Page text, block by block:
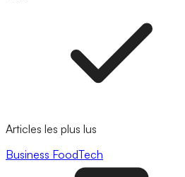
Articles les plus lus
Business FoodTech